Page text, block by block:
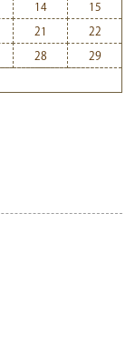
14 15
21 22
28 29